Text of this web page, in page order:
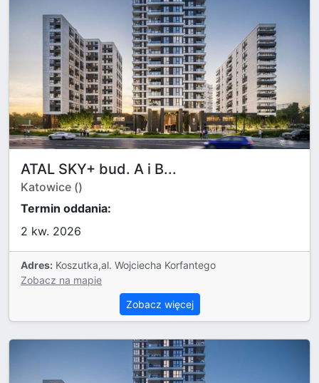
ATAL SKY+ bud. A i B...
Katowice ()
Termin oddania:
2 kw. 2026
Adres: Koszutka,al. Wojciecha Korfantego
Zobacz na mapie
Zobacz więcej